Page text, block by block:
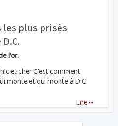
les plus prisés
D.C.
l’or.
et cher C’est comment
monte et qui monte à D.C.
Lire ...